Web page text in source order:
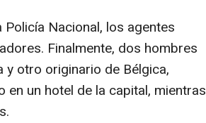
Nacional, los agentes
Finalmente, dos hombres
y otro originario de Bélgica,
un hotel de la capital, mientras